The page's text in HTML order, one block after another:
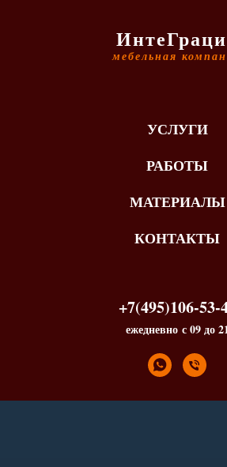
мебельная
УСЛУГИ
РАБОТЫ
МАТЕРИАЛЫ
КОНТАКТЫ
+7(495)106-53-
ежедневно с 09 до